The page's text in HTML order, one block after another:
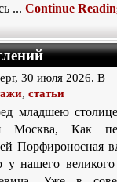
... Continue
30 июля 2026. В
, статьи
младшею
Москва, Как
Порфироносная
у нашего